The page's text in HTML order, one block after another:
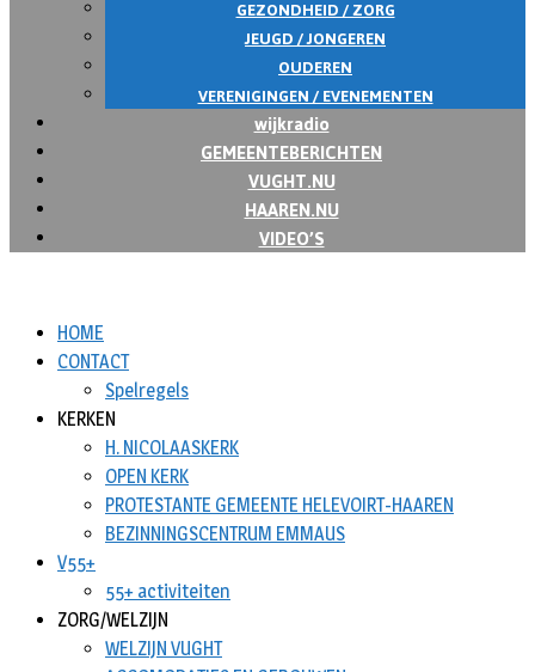
GEZONDHEID / ZORG
JEUGD / JONGEREN
OUDEREN
VERENIGINGEN / EVENEMENTEN
wijkradio
GEMEENTEBERICHTEN
VUGHT.NU
HAAREN.NU
VIDEO’S
HOME
CONTACT
Spelregels
KERKEN
H. NICOLAASKERK
OPEN KERK
PROTESTANTE GEMEENTE HELEVOIRT-HAAREN
BEZINNINGSCENTRUM EMMAUS
V55+
55+ activiteiten
ZORG/WELZIJN
WELZIJN VUGHT